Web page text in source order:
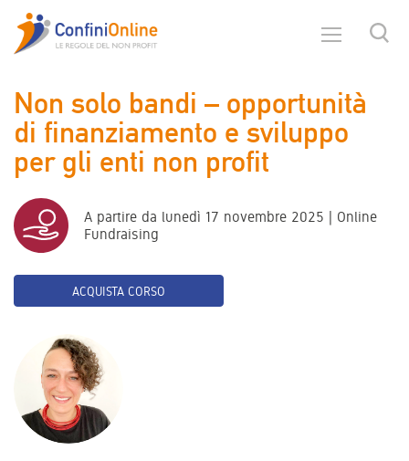
Non solo bandi – opportunità
di finanziamento e sviluppo
per gli enti non profit
A partire da lunedì 17 novembre 2025 | Online
Fundraising
ACQUISTA CORSO